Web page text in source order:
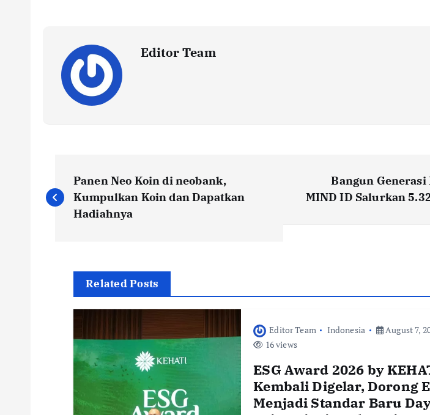
Editor Team
o
Panen Neo Koin di neobank,
Kumpulkan Koin dan Dapatkan
Hadiahnya
Bangun Generasi
MIND ID Salurkan
Related Posts
Editor Team Indonesia
August 7,
16 views
ESG Award 2026 by
Kembali Digelar, Dorong
Menjadi Standar Baru